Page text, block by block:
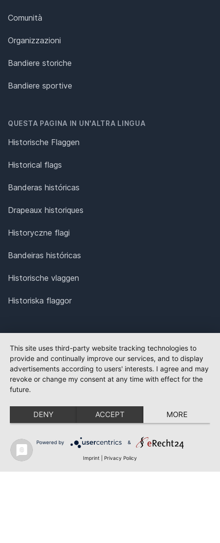
Comunità
Organizzazioni
Bandiere storiche
Bandiere sportive
QUESTA PAGINA IN UN'ALTRA LINGUA
Historische Flaggen
Historical flags
Banderas históricas
Drapeaux historiques
Historyczne flagi
Bandeiras históricas
Historische vlaggen
Historiska flaggor
This site uses third-party website tracking technologies to
provide and continually improve our services, and to display
advertisements according to users' interests. I agree and may
revoke or change my consent at any time with effect for the
future.
DENY ACCEPT MORE
Powered by &
Imprint Privacy Policy